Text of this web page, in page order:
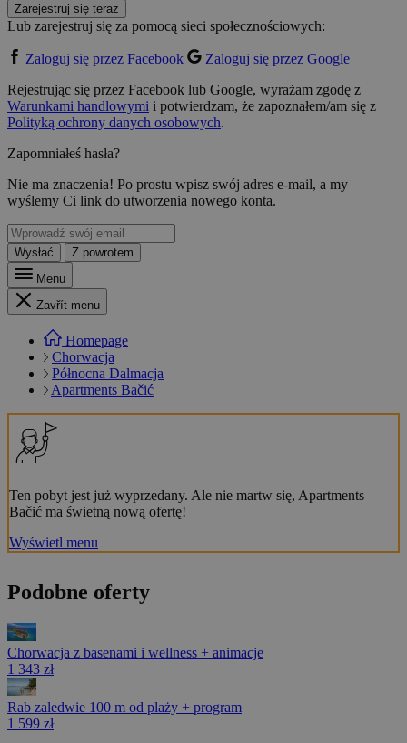
Zarejestruj się teraz
Lub zarejestruj się za pomocą sieci społecznościowych:
Zaloguj się przez Facebook
Zaloguj się przez Google
Rejestrując się przez Facebook lub Google, wyrażam zgodę z
Warunkami handlowymi i potwierdzam, że zapoznałem/am się z
Polityką ochrony danych osobowych.
Zapomniałeś hasła?
Nie ma znaczenia! Po prostu wpisz swój adres e-mail, a my
wyślemy Ci link do utworzenia nowego konta.
Wysłać
Z powrotem
Menu
Zavřít menu
Homepage
Chorwacja
Północna Dalmacja
Apartments Bačić
Ten pobyt jest już wyprzedany. Ale nie martw się, Apartments
Bačić ma świetną nową ofertę!
Wyświetl menu
Podobne oferty
Chorwacja z basenami i wellness + animacje
1 343 zł
Rab zaledwie 100 m od plaży + program
1 599 zł